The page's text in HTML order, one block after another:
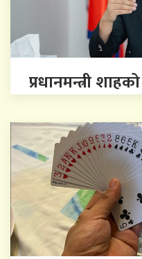
प्रधानमन्त्री